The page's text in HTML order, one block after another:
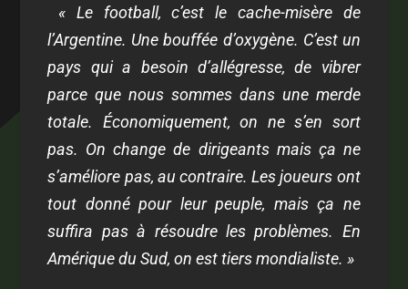
« Le football, c’est le cache-misère de
l’Argentine. Une bouffée d’oxygène. C’est un
pays qui a besoin d’allégresse, de vibrer
parce que nous sommes dans une merde
totale. Économiquement, on ne s’en sort
pas. On change de dirigeants mais ça ne
s’améliore pas, au contraire. Les joueurs ont
tout donné pour leur peuple, mais ça ne
suffira pas à résoudre les problèmes. En
Amérique du Sud, on est tiers mondialiste. »